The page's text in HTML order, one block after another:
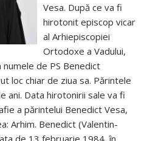
Vesa. După ce va fi
hirotonit episcop vicar
al Arhiepiscopiei
Ortodoxe a Vadului,
numele de PS Benedict
loc chiar de ziua sa. Părintele
ani. Data hirotonirii sale va fi
a părintelui Benedict Vesa,
Arhim. Benedict (Valentin-